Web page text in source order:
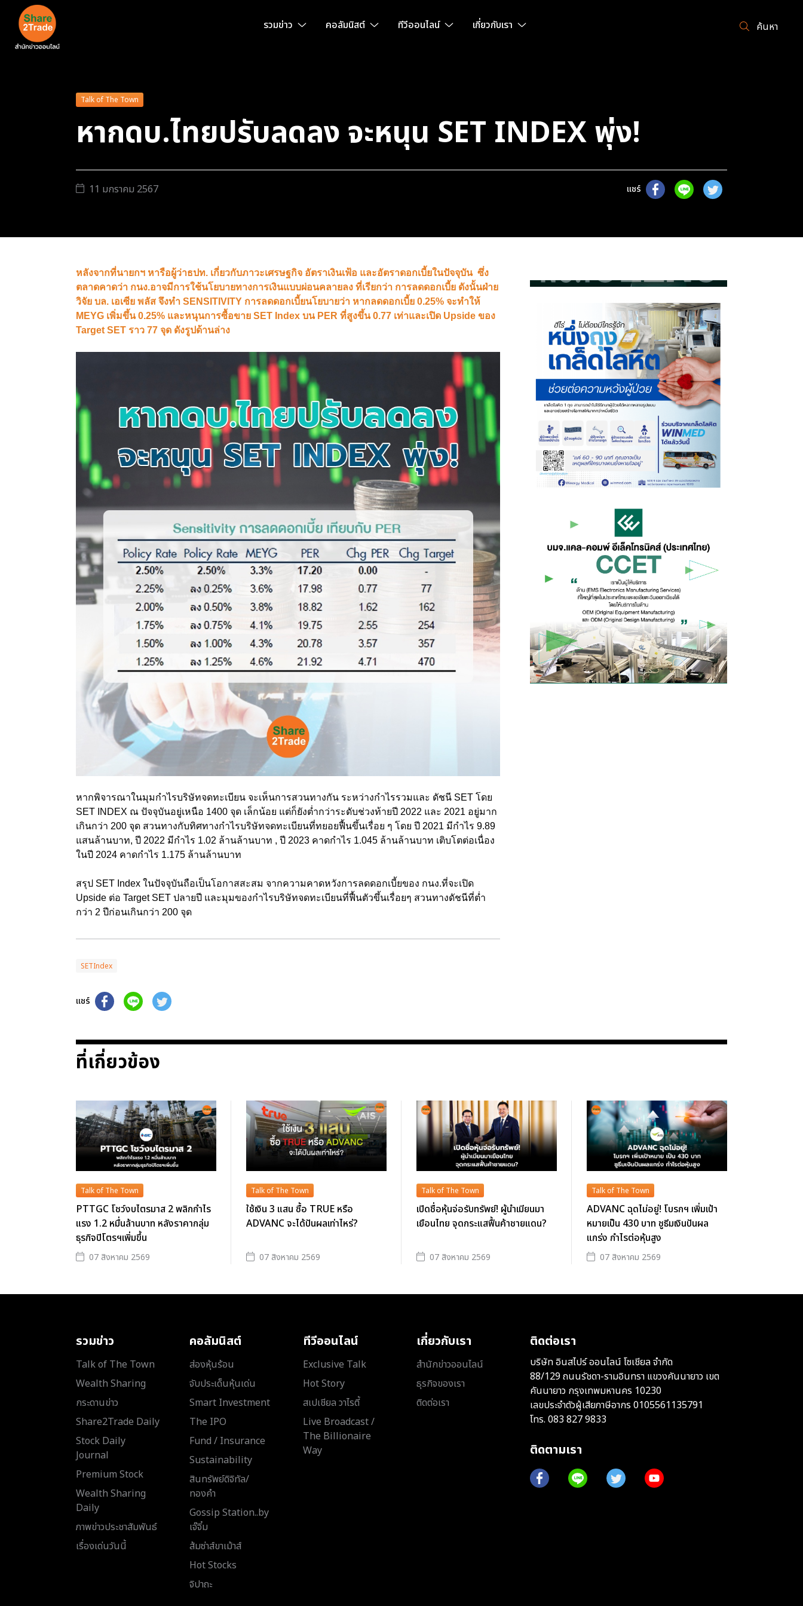
รวมข่าว คอลัมนิสต์ ทีวีออนไลน์ เกี่ยวกับเรา ค้นหา
Talk of The Town
หากดบ.ไทยปรับลดลง จะหนุน SET INDEX พุ่ง!
11 มกราคม 2567 แชร์
หลังจากที่นายกฯ หารือผู้ว่าธปท. เกี่ยวกับภาวะเศรษฐกิจ อัตราเงินเฟ้อ และอัตราดอกเบี้ยในปัจจุบัน ซึ่ง
ตลาดคาดว่า กนง.อาจมีการใช้นโยบายทางการเงินแบบผ่อนคลายลง ที่เรียกว่า การลดดอกเบี้ย ดังนั้นฝ่าย
วิจัย บล. เอเซีย พลัส จึงทำ SENSITIVITY การลดดอกเบี้ยนโยบายว่า หากลดดอกเบี้ย 0.25% จะทำให้
MEYG เพิ่มขึ้น 0.25% และหนุนการซื้อขาย SET Index บน PER ที่สูงขึ้น 0.77 เท่าและเปิด Upside ของ
Target SET ราว 77 จุด ดังรูปด้านล่าง
หากพิจารณาในมุมกำไรบริษัทจดทะเบียน จะเห็นการสวนทางกัน ระหว่างกำไรรวมและ ดัชนี SET โดย
SET INDEX ณ ปัจจุบันอยู่เหนือ 1400 จุด เล็กน้อย แต่ก็ยังต่ำกว่าระดับช่วงท้ายปี 2022 และ 2021 อยู่มาก
เกินกว่า 200 จุด สวนทางกับทิศทางกำไรบริษัทจดทะเบียนที่ทยอยฟื้นขึ้นเรื่อย ๆ โดย ปี 2021 มีกำไร 9.89
แสนล้านบาท, ปี 2022 มีกำไร 1.02 ล้านล้านบาท , ปี 2023 คาดกำไร 1.045 ล้านล้านบาท เติบโตต่อเนื่อง
ในปี 2024 คาดกำไร 1.175 ล้านล้านบาท
สรุป SET Index ในปัจจุบันถือเป็นโอกาสสะสม จากความคาดหวังการลดดอกเบี้ยของ กนง.ที่จะเปิด
Upside ต่อ Target SET ปลายปี และมุมของกำไรบริษัทจดทะเบียนที่ฟื้นตัวขึ้นเรื่อยๆ สวนทางดัชนีที่ต่ำ
กว่า 2 ปีก่อนเกินกว่า 200 จุด
SETIndex
แชร์
ที่เกี่ยวข้อง
Talk of The Town
PTTGC โชว์งบไตรมาส 2 พลิกกำไร
แรง 1.2 หมื่นล้านบาท หลังราคากลุ่ม
ธุรกิจปิโตรฯเพิ่มขึ้น
07 สิงหาคม 2569
Talk of The Town
ใช้เงิน 3 แสน ซื้อ TRUE หรือ
ADVANC จะได้ปันผลเท่าไหร่?
07 สิงหาคม 2569
Talk of The Town
เปิดชื่อหุ้นจ่อรับทรัพย์! ผู้นำเมียนมา
เยือนไทย จุดกระแสฟื้นค้าชายแดน?
07 สิงหาคม 2569
Talk of The Town
ADVANC ฉุดไม่อยู่! โบรกฯ เพิ่มเป้า
หมายเป็น 430 บาท ชูธีมเงินปันผล
แกร่ง กำไรต่อหุ้นสูง
07 สิงหาคม 2569
รวมข่าว
Talk of The Town
Wealth Sharing
กระดานข่าว
Share2Trade Daily
Stock Daily
Journal
Premium Stock
Wealth Sharing
Daily
ภาพข่าวประชาสัมพันธ์
เรื่องเด่นวันนี้
คอลัมนิสต์
ส่องหุ้นร้อน
จับประเด็นหุ้นเด่น
Smart Investment
The IPO
Fund / Insurance
Sustainability
สินทรัพย์ดิจิทัล/
ทองคำ
Gossip Station..by
เจ๊จิ๋ม
ส้มซ่าส์ขาเม้าส์
Hot Stocks
จิปาถะ
ทีวีออนไลน์
Exclusive Talk
Hot Story
สเปเชียล วาไรตี้
Live Broadcast /
The Billionaire
Way
เกี่ยวกับเรา
สำนักข่าวออนไลน์
ธุรกิจของเรา
ติดต่อเรา
ติดต่อเรา
บริษัท อินสไปร์ ออนไลน์ โซเชียล จำกัด
88/129 ถนนรัชดา-รามอินทรา แขวงคันนายาว เขต
คันนายาว กรุงเทพมหานคร 10230
เลขประจำตัวผู้เสียภาษีอากร 0105561135791
โทร. 083 827 9833
ติดตามเรา